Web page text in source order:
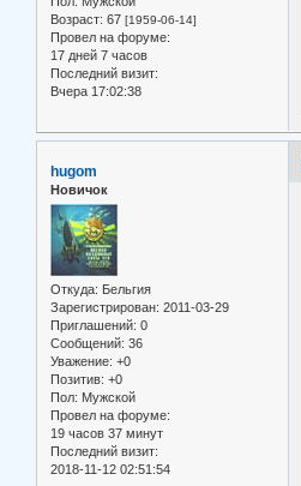
Возраст: 67 [1959-06-14]
Провел на форуме:
17 дней 7 часов
Последний визит:
Вчера 17:02:38
hugom
Новичок
Откуда: Бельгия
Зарегистрирован: 2011-03-29
Приглашений: 0
Сообщений: 36
Уважение: +0
Позитив: +0
Пол: Мужской
Провел на форуме:
19 часов 37 минут
Последний визит:
2018-11-12 02:51:54